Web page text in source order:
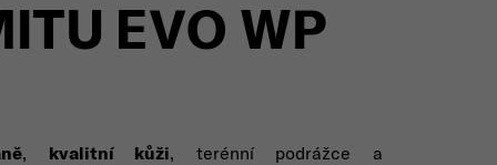
EVO WP
, kvalitní kůži, terénní podrážce a